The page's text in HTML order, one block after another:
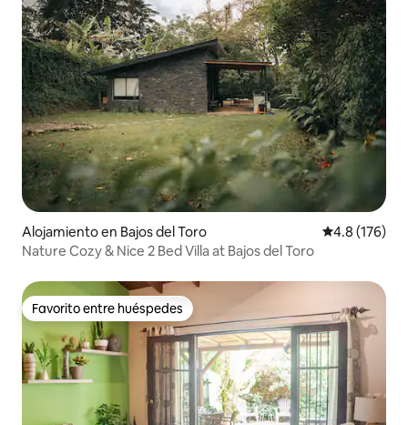
Alojamiento en Bajos del Toro Calificación
4.8 (176)
Nature Cozy & Nice 2 Bed Villa at Bajos del Toro
Favorito entre huéspedes
Favorito entre huéspedes